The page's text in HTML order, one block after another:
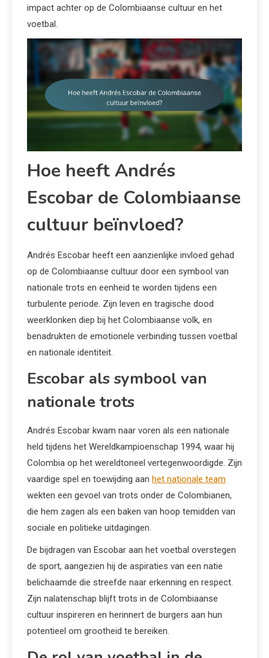
impact achter op de Colombiaanse cultuur en het
voetbal.
Hoe heeft Andrés
Escobar de Colombiaanse
cultuur beïnvloed?
Andrés Escobar heeft een aanzienlijke invloed gehad
op de Colombiaanse cultuur door een symbool van
nationale trots en eenheid te worden tijdens een
turbulente periode. Zijn leven en tragische dood
weerklonken diep bij het Colombiaanse volk, en
benadrukten de emotionele verbinding tussen voetbal
en nationale identiteit.
Escobar als symbool van
nationale trots
Andrés Escobar kwam naar voren als een nationale
held tijdens het Wereldkampioenschap 1994, waar hij
Colombia op het wereldtoneel vertegenwoordigde. Zijn
vaardige spel en toewijding aan het nationale team
wekten een gevoel van trots onder de Colombianen,
die hem zagen als een baken van hoop temidden van
sociale en politieke uitdagingen.
De bijdragen van Escobar aan het voetbal overstegen
de sport, aangezien hij de aspiraties van een natie
belichaamde die streefde naar erkenning en respect.
Zijn nalatenschap blijft trots in de Colombiaanse
cultuur inspireren en herinnert de burgers aan hun
potentieel om grootheid te bereiken.